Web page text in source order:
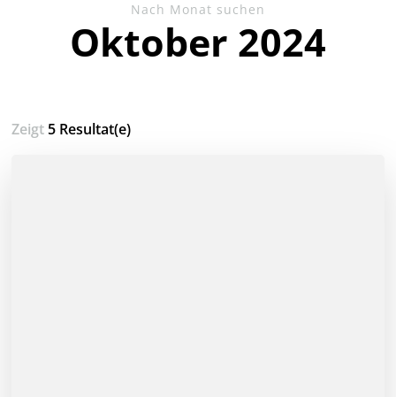
Nach Monat suchen
Oktober 2024
Zeigt5 Resultat(e)